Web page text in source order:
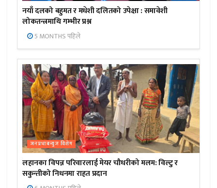
नयाँ दलको बहुमत र मधेशी दलितको उपेक्षा : समावेशी
लोकतन्त्रमाथि गम्भीर प्रश्न
5 MONTHS पहिले
जनप्रभाबन्युज विशेष
लहानका विपन्न परिवारलाई मेयर चौधरीको मलम: विल्टु र
सकुन्तीको निधनमा राहत प्रदान